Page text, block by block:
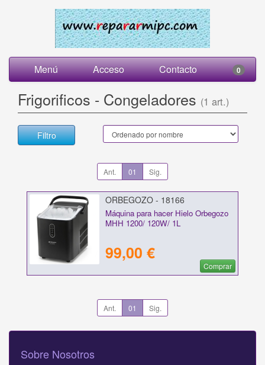
Menú Acceso Contacto 0
Frigorificos - Congeladores (1 art.)
Filtro
Ant. 01 Sig.
ORBEGOZO - 18166
Máquina para hacer Hielo Orbegozo
MHH 1200/ 120W/ 1L
99,00 €
Comprar
Ant. 01 Sig.
Sobre Nosotros